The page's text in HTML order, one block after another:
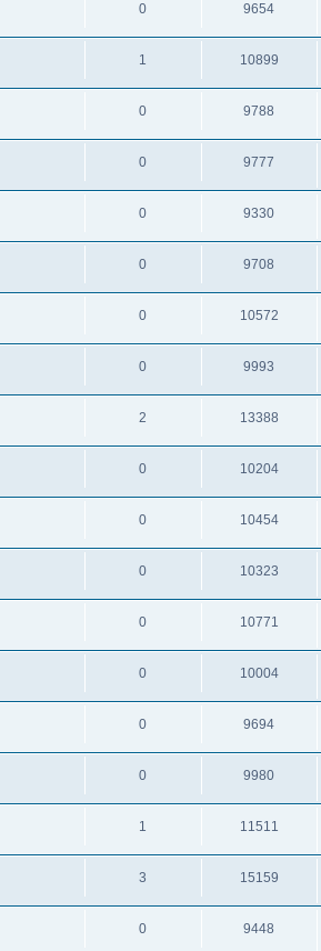
0 9654
1 10899
0 9788
0 9777
0 9330
0 9708
0 10572
0 9993
2 13388
0 10204
0 10454
0 10323
0 10771
0 10004
0 9694
0 9980
1 11511
3 15159
0 9448